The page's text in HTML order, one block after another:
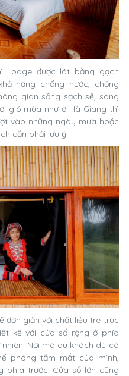
Lodge được lát bằng gạch
năng chống nước, chống
gian sống sạch sẽ, sáng
gió mùa như ở Hà Giang thì
vào những ngày mưa hoặc
cần phải lưu ý.
đơn giản với chất liệu tre trúc
kế với cửa sổ rộng ở phía
Nơi mà du khách dù có
phóng tầm mắt của mình,
phía trước. Cửa sổ lớn cũng